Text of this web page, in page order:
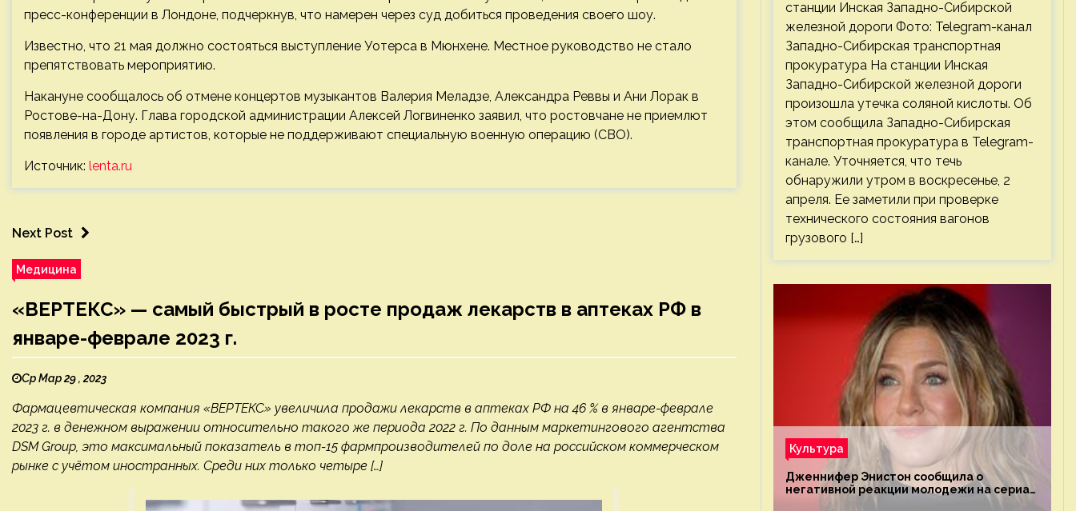
пресс-конференции в Лондоне, подчеркнув, что намерен через суд добиться проведения своего шоу.
Известно, что 21 мая должно состояться выступление Уотерса в Мюнхене. Местное руководство не стало
препятствовать мероприятию.
Накануне сообщалось об отмене концертов музыкантов Валерия Меладзе, Александра Реввы и Ани Лорак в
Ростове-на-Дону. Глава городской администрации Алексей Логвиненко заявил, что ростовчане не приемлют
появления в городе артистов, которые не поддерживают специальную военную операцию (СВО).
Источник: lenta.ru
Next Post
Медицина
«ВЕРТЕКС» — самый быстрый в росте продаж лекарств в аптеках РФ в
январе-феврале 2023 г.
Ср Мар 29 , 2023
Фармацевтическая компания «ВЕРТЕКС» увеличила продажи лекарств в аптеках РФ на 46 % в январе-феврале
2023 г. в денежном выражении относительно такого же периода 2022 г. По данным маркетингового агентства
DSM Group, это максимальный показатель в топ-15 фармпроизводителей по доле на российском коммерческом
рынке с учётом иностранных. Среди них только четыре […]
станции Инская Западно-Сибирской
железной дороги Фото: Telegram-канал
Западно-Сибирская транспортная
прокуратура На станции Инская
Западно-Сибирской железной дороги
произошла утечка соляной кислоты. Об
этом сообщила Западно-Сибирская
транспортная прокуратура в Telegram-
канале. Уточняется, что течь
обнаружили утром в воскресенье, 2
апреля. Ее заметили при проверке
технического состояния вагонов
грузового […]
Культура
Дженнифер Энистон сообщила о
негативной реакции молодежи на сериал